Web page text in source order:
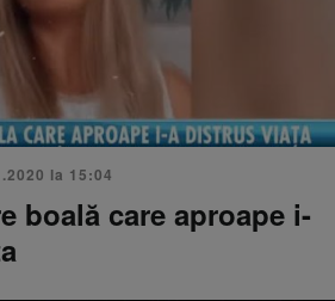
la 15:04
boală care aproape i-